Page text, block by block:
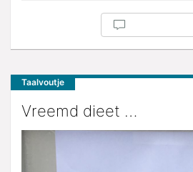
Taalvoutje
Vreemd dieet …